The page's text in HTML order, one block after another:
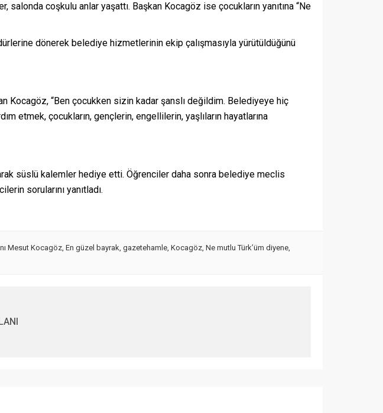
salonda coşkulu anlar yaşattı. Başkan Kocagöz ise çocukların yanıtına “Ne
dönerek belediye hizmetlerinin ekip çalışmasıyla yürütüldüğünü
Kocagöz, “Ben çocukken sizin kadar şanslı değildim. Belediyeye hiç
etmek, çocukların, gençlerin, engellilerin, yaşlıların hayatlarına
süslü kalemler hediye etti. Öğrenciler daha sonra belediye meclis
sorularını yanıtladı.
Mesut Kocagöz, En güzel bayrak, gazetehamle, Kocagöz, Ne mutlu Türk’üm diyene,